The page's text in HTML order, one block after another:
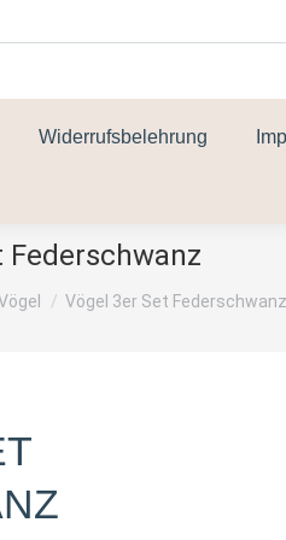
Widerrufsbelehrung
Federschwanz
Vögel 3er Set Federschwanz